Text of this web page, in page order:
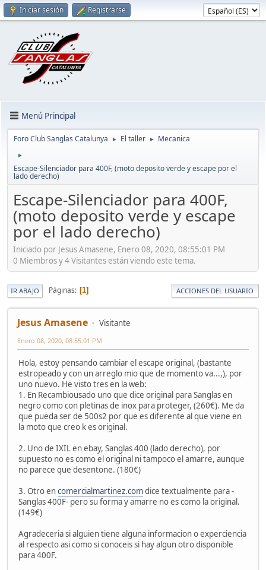
Iniciar sesión Registrarse
Menú Principal
Foro Club Sanglas Catalunya ► El taller ► Mecanica
►
Escape-Silenciador para 400F, (moto deposito verde y escape por el
lado derecho)
Escape-Silenciador para 400F,
(moto deposito verde y escape
por el lado derecho)
Iniciado por Jesus Amasene, Enero 08, 2020, 08:55:01 PM
0 Miembros y 4 Visitantes están viendo este tema.
IR ABAJO Páginas 1 ACCIONES DEL USUARIO
Jesus Amasene Visitante
Enero 08, 2020, 08:55:01 PM
Hola, estoy pensando cambiar el escape original, (bastante
estropeado y con un arreglo mio que de momento va...,), por
uno nuevo. He visto tres en la web:
1. En Recambiousado uno que dice original para Sanglas en
negro como con pletinas de inox para proteger, (260€). Me da
que pueda ser de 500s2 por que es diferente al que viene en
la moto que creo k es original.
2. Uno de IXIL en ebay, Sanglas 400 (lado derecho), por
supuesto no es como el original ni tampoco el amarre, aunque
no parece que desentone. (180€)
3. Otro encomercialmartinez.comdice textualmente para -
Sanglas 400F- pero su forma y amarre no es como la original.
(149€)
Agradeceria si alguien tiene alguna informacion o experciencia
al respecto asi como si conoceis si hay algun otro disponible
para 400F.